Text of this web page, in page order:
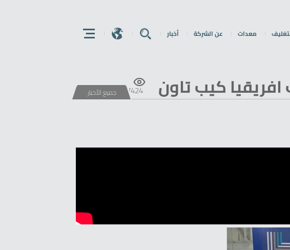
معدات عن الشركة أخبار E
E
E
7424 جميع الأخبار